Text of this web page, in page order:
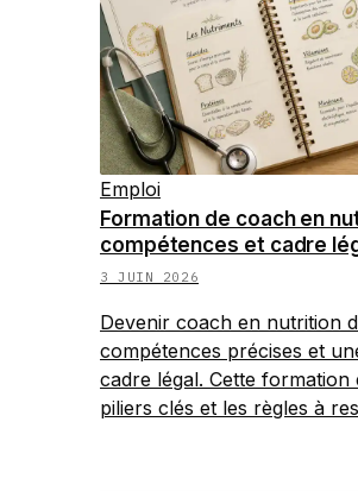
Emploi
Formation de coach en
compétences et cadre
3 JUIN 2026
Devenir coach en nutrition
compétences précises et
cadre légal. Cette
piliers clés et les règles à